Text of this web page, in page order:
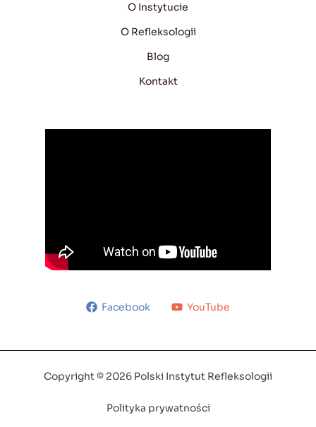
O Instytucie
O Refleksologii
Blog
Kontakt
Facebook YouTube
Copyright © 2026 Polski Instytut Refleksologii
Polityka prywatności